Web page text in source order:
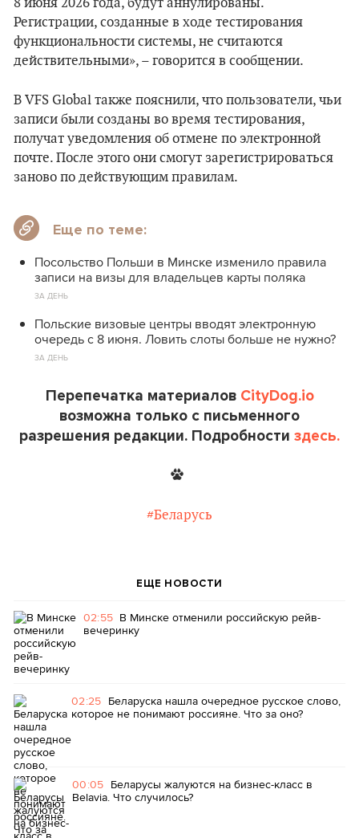
8 июня 2026 года, будут аннулированы.
Регистрации, созданные в ходе тестирования
функциональности системы, не считаются
действительными», – говорится в сообщении.
В VFS Global также пояснили, что пользователи, чьи
записи были созданы во время тестирования,
получат уведомления об отмене по электронной
почте. После этого они смогут зарегистрироваться
заново по действующим правилам.
Еще по теме:
Посольство Польши в Минске изменило правила
записи на визы для владельцев карты поляка
ЗА ДЕНЬ
Польские визовые центры вводят электронную
очередь с 8 июня. Ловить слоты больше не нужно?
ЗА ДЕНЬ
Перепечатка материалов CityDog.io
возможна только с письменного
разрешения редакции. Подробности здесь.
#Беларусь
ЕЩЕ НОВОСТИ
02:55 В Минске отменили российскую рейв-
вечеринку
02:25 Беларуска нашла очередное русское слово,
которое не понимают россияне. Что за оно?
00:05 Беларусы жалуются на бизнес-класс в
Belavia. Что случилось?